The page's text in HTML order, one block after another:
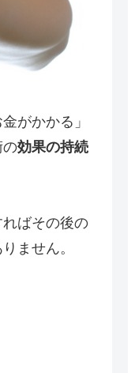
がかかる」
の効果の持続
ばその後の
ません。